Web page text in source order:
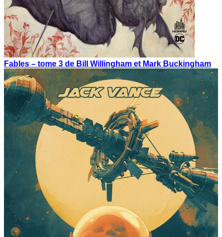
Fables – tome 3 de Bill Willingham et Mark Buckingham